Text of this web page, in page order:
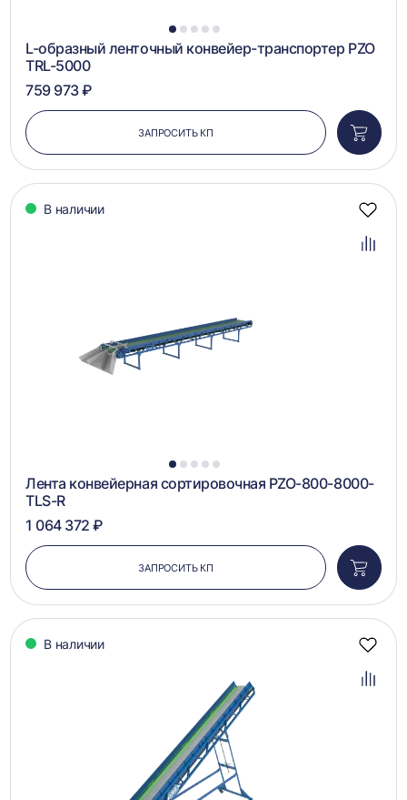
1 2 3 4 5
L-образный ленточный конвейер-транспортер PZO
TRL-5000
759 973 ₽
ЗАПРОСИТЬ КП
в
В наличии
1 2 3 4 5
Лента конвейерная сортировочная PZO-800-8000-
TLS-R
1 064 372 ₽
ЗАПРОСИТЬ КП
в
В наличии